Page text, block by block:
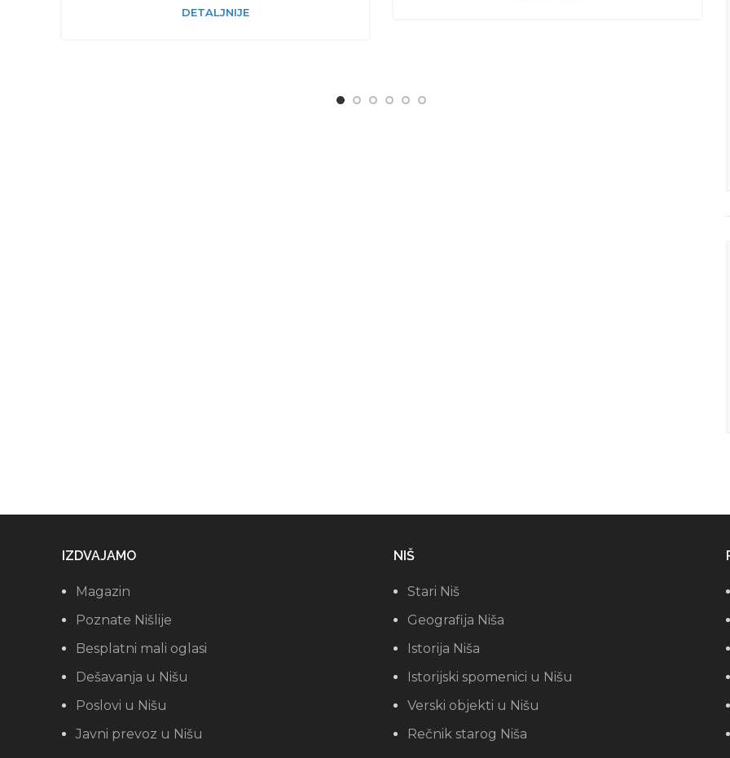
DETALJNIJE
IZDVAJAMO
Magazin
Poznate Nišlije
Besplatni mali oglasi
Dešavanja u Nišu
Poslovi u Nišu
Javni prevoz u Nišu
NIŠ
Stari Niš
Geografija Niša
Istorija Niša
Istorijski spomenici u Nišu
Verski objekti u Nišu
Rečnik starog Niša